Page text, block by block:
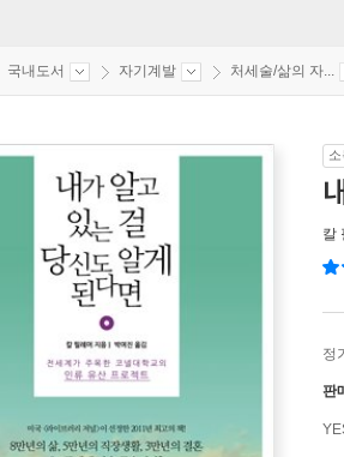
국내도서 자기계발 처세술/삶의 자...
칼
정
판